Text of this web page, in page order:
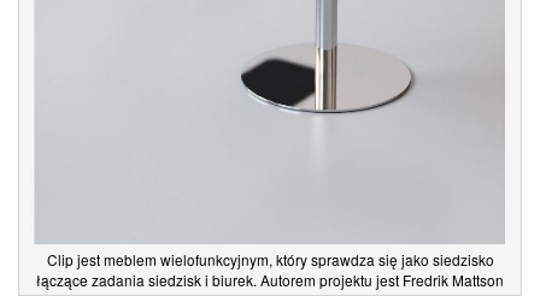
Clip jest meblem wielofunkcyjnym, który sprawdza się jako siedzisko
łączące zadania siedzisk i biurek. Autorem projektu jest Fredrik Mattson